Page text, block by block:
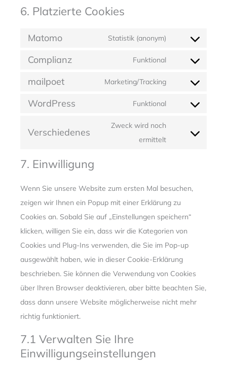
6. Platzierte Cookies
Matomo Statistik (anonym)
Consent
matomo
Complianz Funktional
Consent
complianz
mailpoet Marketing/Tracking
Consent
mailpoet
WordPress Funktional
Consent
service
Verschiedenes
Zweck wird noch
ermittelt
Consent
7. Einwilligung
Wenn Sie unsere Website zum ersten Mal besuchen,
zeigen wir Ihnen ein Popup mit einer Erklärung zu
Cookies an. Sobald Sie auf „Einstellungen speichern“
klicken, willigen Sie ein, dass wir die Kategorien von
Cookies und Plug-Ins verwenden, die Sie im Pop-up
ausgewählt haben, wie in dieser Cookie-Erklärung
beschrieben. Sie können die Verwendung von Cookies
über Ihren Browser deaktivieren, aber bitte beachten Sie,
dass dann unsere Website möglicherweise nicht mehr
richtig funktioniert.
7.1 Verwalten Sie Ihre
Einwilligungseinstellungen